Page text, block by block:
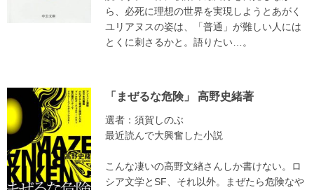
ら、必死に理想の世界を実現しようとあがく
ユリアヌスの姿は、「普通」が難しい人には
とくに刺さるかと。語りたい…。
「まぜるな危険」 高野史緒著
選者：須賀しのぶ
最近読んで大興奮した小説
こんな凄いの高野文緖さんしか書けない。ロ
シア文学とSF、それ以外。まぜたら危険なや